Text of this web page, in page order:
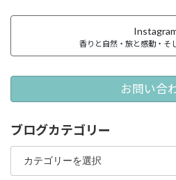
香りと自然・旅と感動・そ
お問い合
ブログカテゴリー
ブ
グ